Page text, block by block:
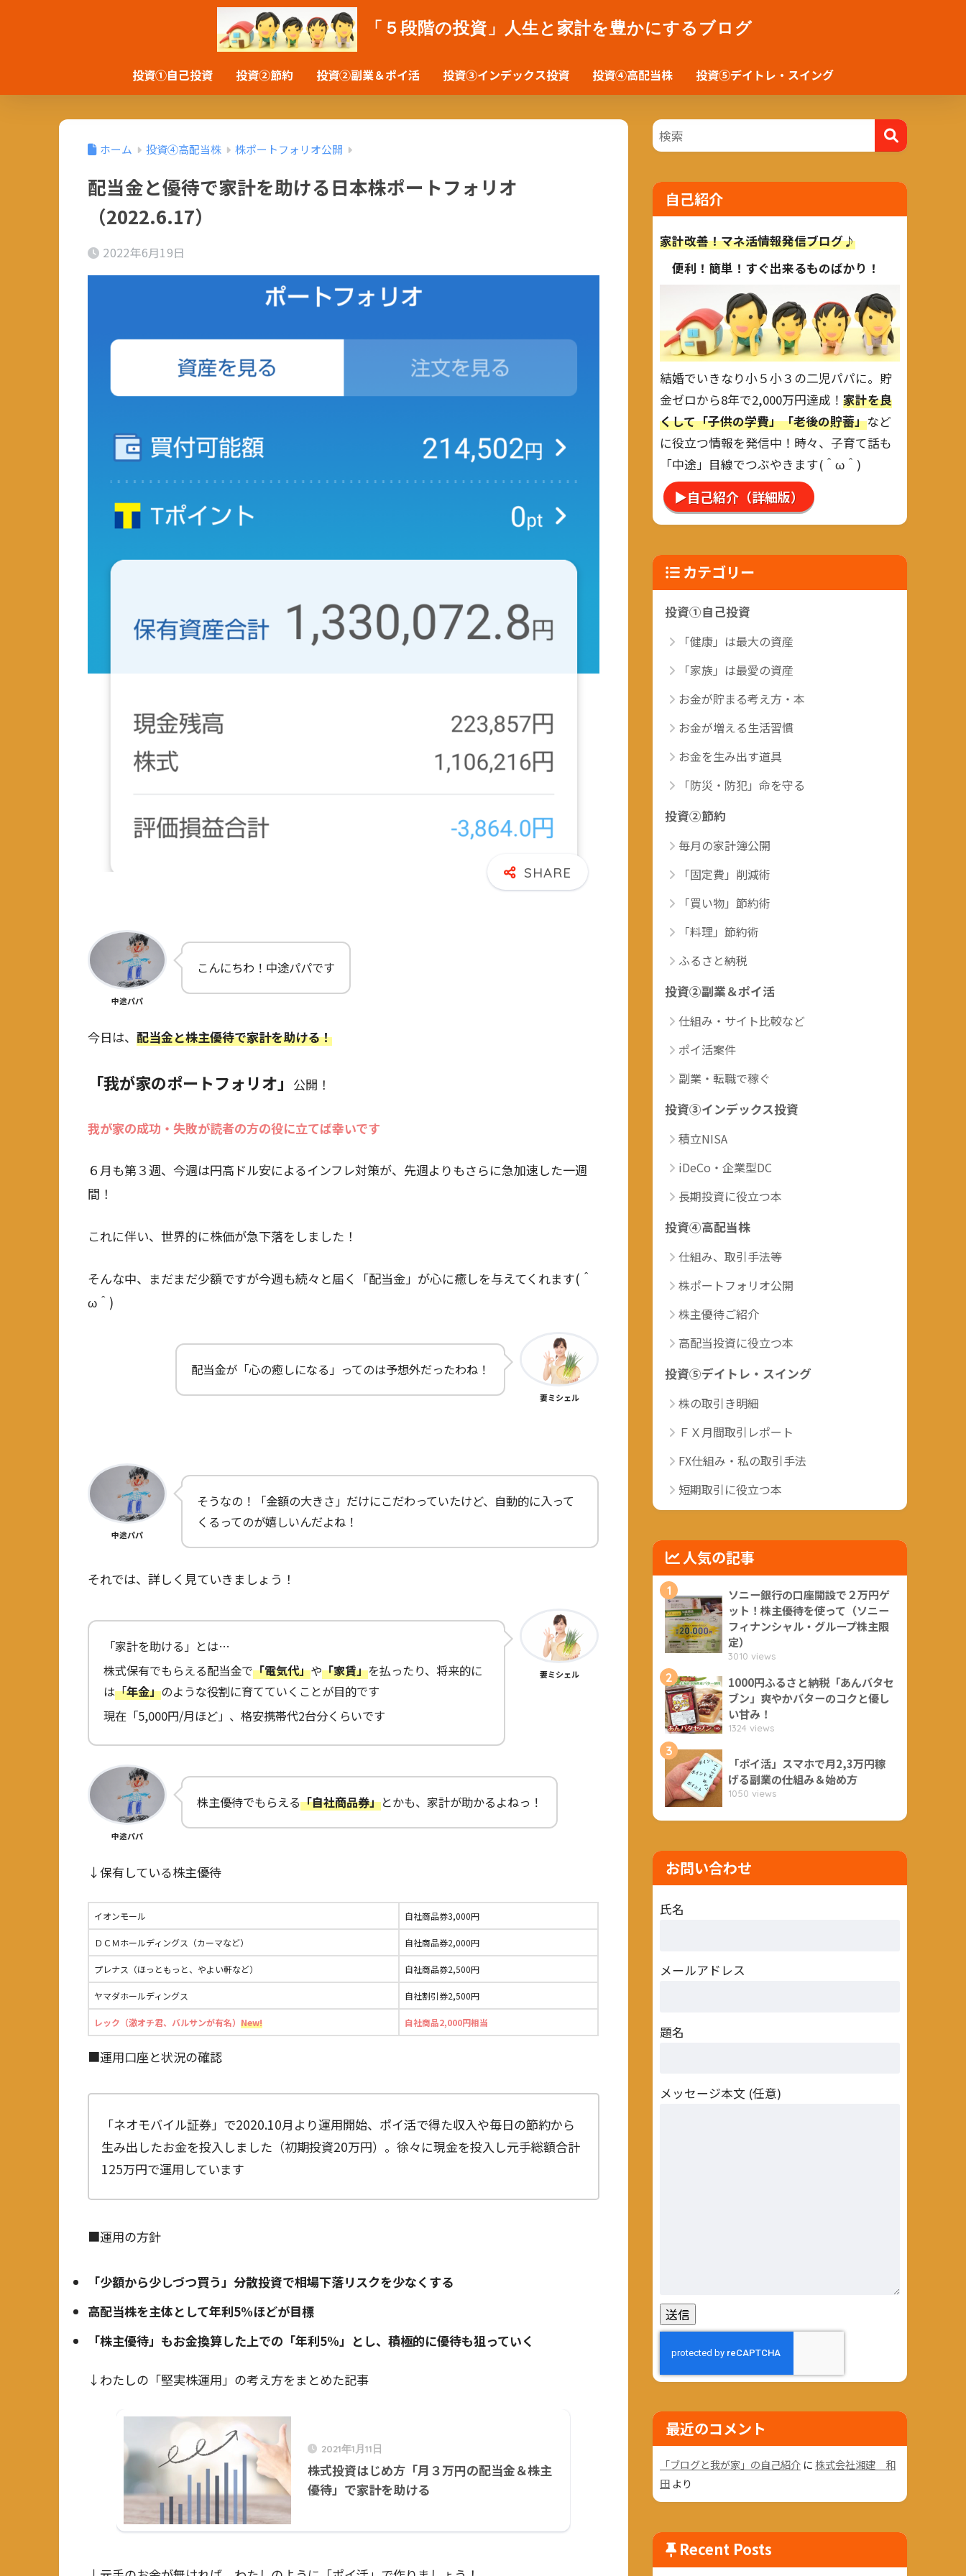
「５段階の投資」人生と家計を豊かにするブログ
投資①自己投資 投資②節約 投資②副業＆ポイ活 投資③インデックス投資 投資④高配当株 投資⑤デイトレ・スイング
ホーム 投資④高配当株 株ポートフォリオ公開
配当金と優待で家計を助ける日本株ポートフォリオ
（2022.6.17）
2022年6月19日
中途パパ
こんにちわ！中途パパです
今日は、 配当金と株主優待で家計を助ける！
「我が家のポートフォリオ」 公開！
我が家の成功・失敗が読者の方の役に立てば幸いです
６月も第３週、今週は円高ドル安によるインフレ対策が、先週よりもさらに急加速した一週
間！
これに伴い、世界的に株価が急下落をしました！
そんな中、まだまだ少額ですが今週も続々と届く「配当金」が心に癒しを与えてくれます(＾
ω＾)
配当金が「心の癒しになる」ってのは予想外だったわね！
妻ミシェル
中途パパ
そうなの！「金額の大きさ」だけにこだわっていたけど、自動的に入って
くるってのが嬉しいんだよね！
それでは、詳しく見ていきましょう！
「家計を助ける」とは…
株式保有でもらえる配当金で「電気代」や「家賃」を払ったり、将来的に
は「年金」のような役割に育てていくことが目的です
現在「5,000円/月ほど」、格安携帯代2台分くらいです
妻ミシェル
中途パパ
株主優待でもらえる「自社商品券」とかも、家計が助かるよねっ！
↓保有している株主優待
イオンモール 自社商品券3,000円
ＤＣＭホールディングス（カーマなど） 自社商品券2,000円
プレナス（ほっともっと、やよい軒など） 自社商品券2,500円
ヤマダホールディングス 自社割引券2,500円
レック（激オチ君、バルサンが有名） New! 自社商品2,000円相当
■運用口座と状況の確認
「ネオモバイル証券」で2020.10月より運用開始、ポイ活で得た収入や毎日の節約から
生み出したお金を投入しました（初期投資20万円）。徐々に現金を投入し元手総額合計
125万円で運用しています
■運用の方針
「少額から少しづつ買う」分散投資で相場下落リスクを少なくする
高配当株を主体として年利5%ほどが目標
「株主優待」もお金換算した上での「年利5%」とし、積極的に優待も狙っていく
↓わたしの「堅実株運用」の考え方をまとめた記事
2021年1月11日
株式投資はじめ方「月３万円の配当金＆株主
優待」で家計を助ける
自己紹介
家計改善！マネ活情報発信ブログ♪
便利！簡単！すぐ出来るものばかり！
結婚でいきなり小５小３の二児パパに。貯
金ゼロから8年で2,000万円達成！ 家計を良
くして「子供の学費」「老後の貯蓄」など
に役立つ情報を発信中！時々、子育て話も
「中途」目線でつぶやきます(＾ω＾)
▶自己紹介（詳細版）
カテゴリー
投資①自己投資
「健康」は最大の資産
「家族」は最愛の資産
お金が貯まる考え方・本
お金が増える生活習慣
お金を生み出す道具
「防災・防犯」命を守る
投資②節約
毎月の家計簿公開
「固定費」削減術
「買い物」節約術
「料理」節約術
ふるさと納税
投資②副業＆ポイ活
仕組み・サイト比較など
ポイ活案件
副業・転職で稼ぐ
投資③インデックス投資
積立NISA
iDeCo・企業型DC
長期投資に役立つ本
投資④高配当株
仕組み、取引手法等
株ポートフォリオ公開
株主優待ご紹介
高配当投資に役立つ本
投資⑤デイトレ・スイング
株の取引き明細
ＦＸ月間取引レポート
FX仕組み・私の取引手法
短期取引に役立つ本
人気の記事
1
ソニー銀行の口座開設で２万円ゲ
ット！株主優待を使って（ソニー
フィナンシャル・グループ株主限
定）
3010 views
2
1000円ふるさと納税「あんバタセ
ブン」爽やかバターのコクと優し
い甘み！
1324 views
3
「ポイ活」スマホで月2,3万円稼
げる副業の仕組み＆始め方
1050 views
お問い合わせ
氏名
メールアドレス
題名
メッセージ本文 (任意)
最近のコメント
「ブログと我が家」の自己紹介 に株式会社湘建 和
田 より
Recent Posts